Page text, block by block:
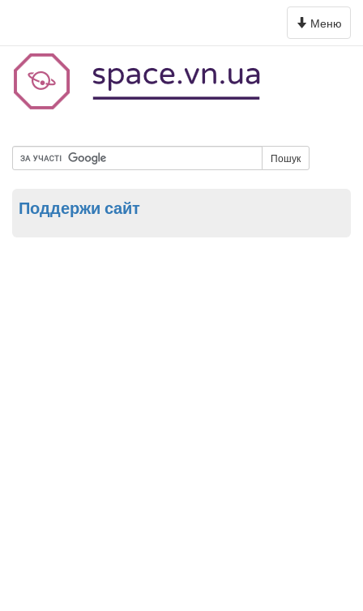
Toggle
navigation
Меню
Пошук
Поддержи сайт